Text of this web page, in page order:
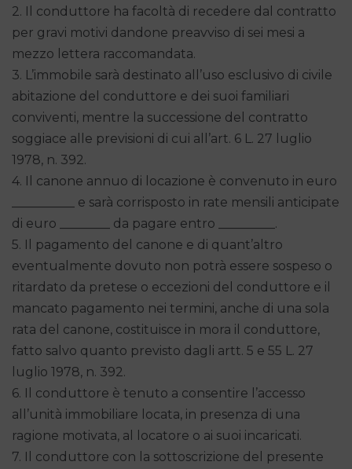
2. Il conduttore ha facoltà di recedere dal contratto
per gravi motivi dandone preavviso di sei mesi a
mezzo lettera raccomandata.
3. L’immobile sarà destinato all’uso esclusivo di civile
abitazione del conduttore e dei suoi familiari
conviventi, mentre la successione del contratto
soggiace alle previsioni di cui all’art. 6 L. 27 luglio
1978, n. 392.
4. Il canone annuo di locazione è convenuto in euro
__________ e sarà corrisposto in rate mensili anticipate
di euro ________ da pagare entro _________.
5. Il pagamento del canone e di quant’altro
eventualmente dovuto non potrà essere sospeso o
ritardato da pretese o eccezioni del conduttore e il
mancato pagamento nei termini, anche di una sola
rata del canone, costituisce in mora il conduttore,
fatto salvo quanto previsto dagli artt. 5 e 55 L. 27
luglio 1978, n. 392.
6. Il conduttore è tenuto a consentire l’accesso
all’unità immobiliare locata, in presenza di una
ragione motivata, al locatore o ai suoi incaricati.
7. Il conduttore con la sottoscrizione del presente